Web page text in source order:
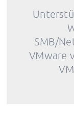
SMB/
VMware